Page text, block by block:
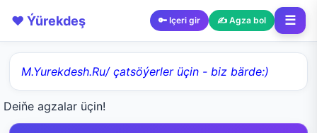
❤️ Ýürekdeş 🔑 Içeri gir ✍️ Agza bol ☰
M.Yurekdesh.Ru/ çatsöýerler üçin - biz bärde:)
Deiňe agzalar üçin!